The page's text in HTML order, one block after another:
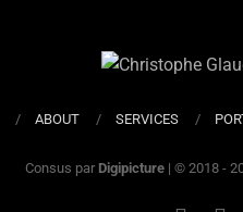
ABOUT SERVICES
Consus par Digipicture | © 2018 -